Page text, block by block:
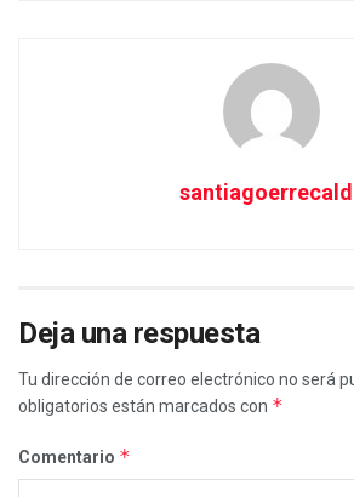
Deja una respuesta
Tu dirección de correo electrónico no será
obligatorios están marcados con *
Comentario *